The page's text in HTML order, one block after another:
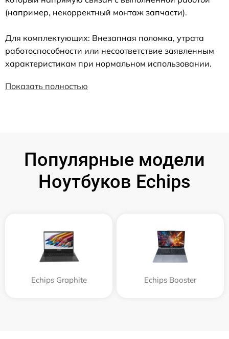
(например, некорректный монтаж запчасти).
Для комплектующих: Внезапная поломка, утрата
работоспособности или несоответствие заявленным
характеристикам при нормальном использовании.
Показать полностью
Популярные модели
Ноутбуков Echips
Echips Graphite Echips Booster